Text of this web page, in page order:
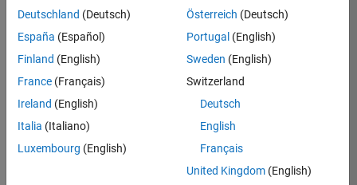
Contraseña
¿Olvidó
Deutschland (Deutsch)
España (Español)
Finland (English)
France (Français)
Ireland (English)
Italia (Italiano)
Luxembourg (English)
Österreich (Deutsch)
Portugal (English)
Sweden (English)
Switzerland
Deutsch
English
Français
United Kingdom(English)